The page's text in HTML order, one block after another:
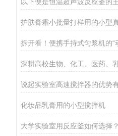
化妆品乳膏用的小型搅拌机
大学实验室用反应釜如何选择？